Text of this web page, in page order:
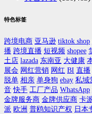
特色标签
跨境电商 亚马逊 tiktok shop
播 跨境直播 短视频 shopee
土店 lazada 东南亚 大健康
展会 网红营销 网红 BI 直播
脱单 相亲 单身狗 ebay 私域
音 快手 工厂产品 WhatsApp
金牌服务商 金牌供应商 卡
派 欧洲 普鸥知识产权 日本